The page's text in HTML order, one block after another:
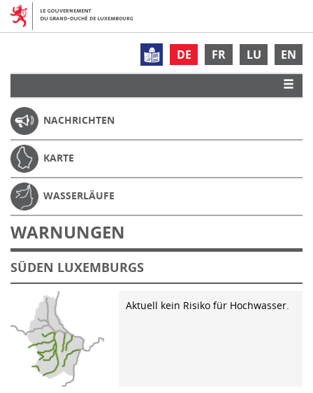
DE FR LU EN
NACHRICHTEN
KARTE
WASSERLÄUFE
WARNUNGEN
SÜDEN LUXEMBURGS
Aktuell kein Risiko für Hochwasser.